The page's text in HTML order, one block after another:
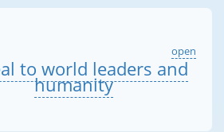
open
to world leaders and
humanity